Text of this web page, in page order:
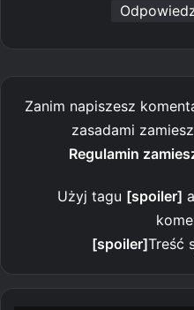
Zanim napiszesz
zasadami
Regulamin
Użyj tagu [spoiler]
[spoiler]Treść